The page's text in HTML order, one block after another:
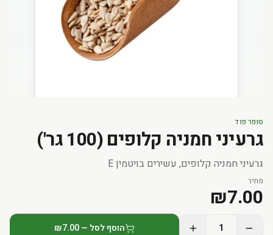
סופר פוד
גרעיני חמניה קלופים (100 גר')
גרעיני חמניה קלופים, עשירים בויטמין E
מחיר
₪7.00
1 הוסף לסל — ₪7.00